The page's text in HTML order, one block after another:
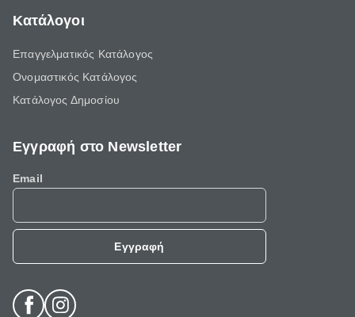
Κατάλογοι
Επαγγελματικός Κατάλογος
Ονομαστικός Κατάλογος
Κατάλογος Δημοσίου
Εγγραφή στο Newsletter
Email
Εγγραφή